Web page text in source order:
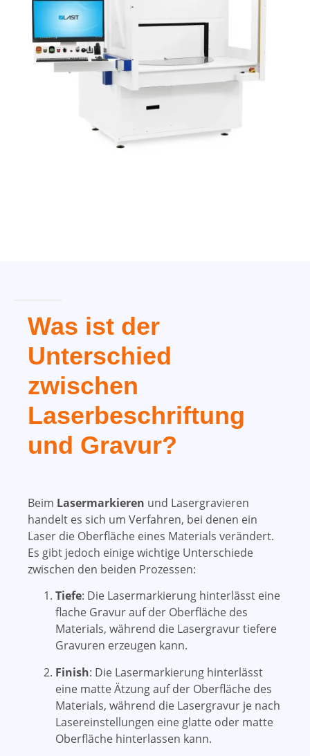
Was ist der
Unterschied
zwischen
Laserbeschriftung
und Gravur?
Beim Lasermarkieren und Lasergravieren
handelt es sich um Verfahren, bei denen ein
Laser die Oberfläche eines Materials verändert.
Es gibt jedoch einige wichtige Unterschiede
zwischen den beiden Prozessen:
Tiefe: Die Lasermarkierung hinterlässt eine
flache Gravur auf der Oberfläche des
Materials, während die Lasergravur tiefere
Gravuren erzeugen kann.
Finish: Die Lasermarkierung hinterlässt
eine matte Ätzung auf der Oberfläche des
Materials, während die Lasergravur je nach
Lasereinstellungen eine glatte oder matte
Oberfläche hinterlassen kann.